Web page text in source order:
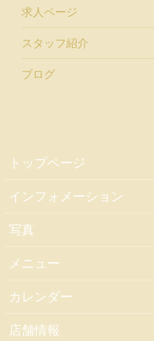
求人ページ
スタッフ紹介
ブログ
トップページ
インフォメーション
写真
メニュー
カレンダー
店舗情報